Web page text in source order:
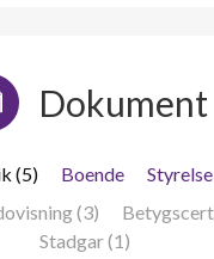
Dokument
(5) Boende
Styrelse
(3)
Stadgar (1)